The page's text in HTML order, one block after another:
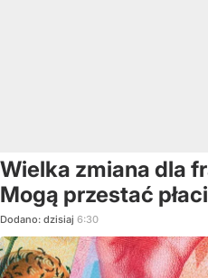
Wielka zmiana dla
Mogą przestać
Dodano: dzisiaj 6:30